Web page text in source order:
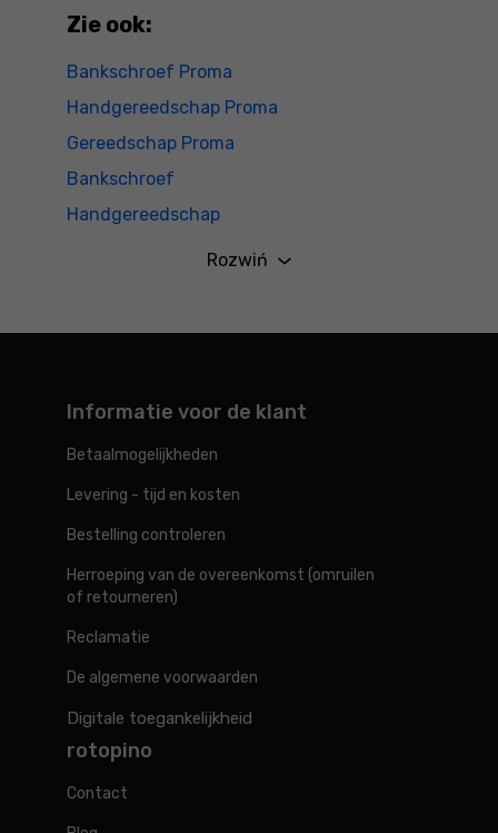
Zie ook:
Bankschroef Proma
Handgereedschap Proma
Gereedschap Proma
Bankschroef
Handgereedschap
Rozwiń
Informatie voor de klant
Betaalmogelijkheden
Levering - tijd en kosten
Bestelling controleren
Herroeping van de overeenkomst (omruilen
of retourneren)
Reclamatie
De algemene voorwaarden
Digitale toegankelijkheid
rotopino
Contact